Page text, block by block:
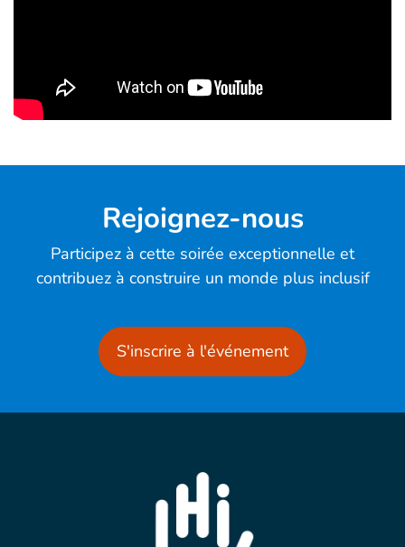
Rejoignez-nous
Participez à cette soirée exceptionnelle et
contribuez à construire un monde plus inclusif
S'inscrire à l'événement